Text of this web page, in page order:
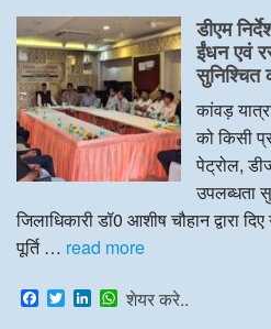
e
b
o
o
k
t
t
e
r
k
e
d
I
n
t
s
A
p
p
डीएम
ईंधन एवं
सुनिश्चित
कांवड़
को किसी
पेट्रोल,
उपलब्धता
जिलाधिकारी डॉ0 आशीष चौहान द्वारा
पूर्ति … read more
F
a
T
w
L W
शेयर करे..